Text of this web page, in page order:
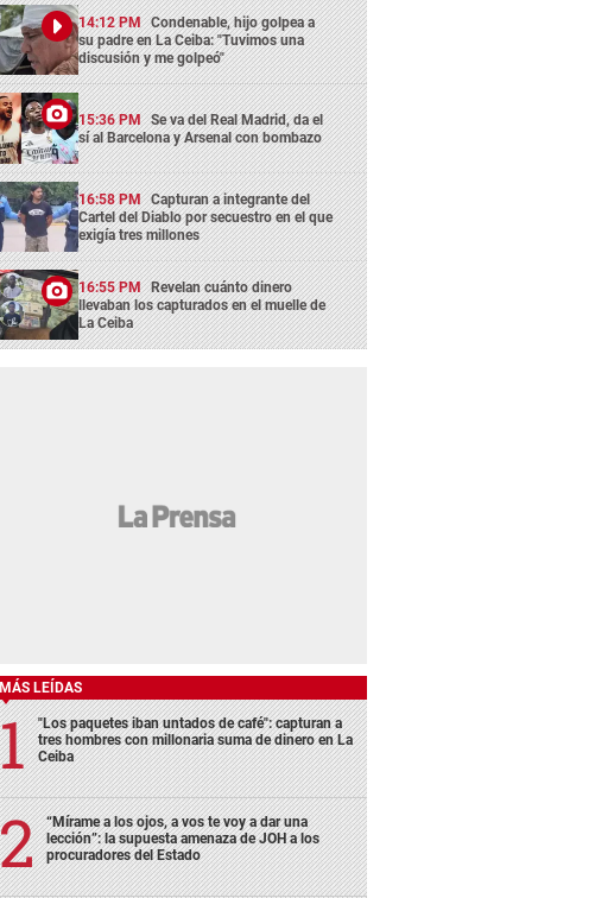
14:12 PM Condenable, hijo golpea a
su padre en La Ceiba: "Tuvimos una
discusión y me golpeó"
15:36 PM Se va del Real Madrid, da el
sí al Barcelona y Arsenal con bombazo
16:58 PM Capturan a integrante del
Cartel del Diablo por secuestro en el que
exigía tres millones
16:55 PM Revelan cuánto dinero
llevaban los capturados en el muelle de
La Ceiba
MÁS LEÍDAS
"Los paquetes iban untados de café": capturan a
tres hombres con millonaria suma de dinero en La
Ceiba
“Mírame a los ojos, a vos te voy a dar una
lección”: la supuesta amenaza de JOH a los
procuradores del Estado